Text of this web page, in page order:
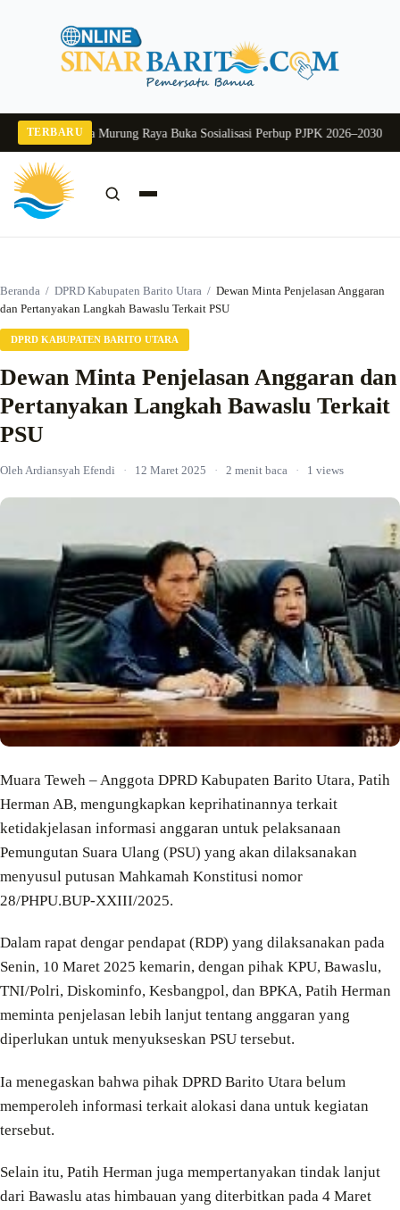
TERBARU
Pj Sekda Murung Raya Buka Sosialisasi Perbup PJPK 2026–2030Dukung
Beranda / DPRD Kabupaten Barito Utara / Dewan Minta Penjelasan Anggaran
dan Pertanyakan Langkah Bawaslu Terkait PSU
DPRD KABUPATEN BARITO UTARA
Dewan Minta Penjelasan Anggaran dan
Pertanyakan Langkah Bawaslu Terkait
PSU
Oleh Ardiansyah Efendi · 12 Maret 2025 · 2 menit baca · 1 views
Muara Teweh – Anggota DPRD Kabupaten Barito Utara, Patih
Herman AB, mengungkapkan keprihatinannya terkait
ketidakjelasan informasi anggaran untuk pelaksanaan
Pemungutan Suara Ulang (PSU) yang akan dilaksanakan
menyusul putusan Mahkamah Konstitusi nomor
28/PHPU.BUP-XXIII/2025.
Dalam rapat dengar pendapat (RDP) yang dilaksanakan pada
Senin, 10 Maret 2025 kemarin, dengan pihak KPU, Bawaslu,
TNI/Polri, Diskominfo, Kesbangpol, dan BPKA, Patih Herman
meminta penjelasan lebih lanjut tentang anggaran yang
diperlukan untuk menyukseskan PSU tersebut.
Ia menegaskan bahwa pihak DPRD Barito Utara belum
memperoleh informasi terkait alokasi dana untuk kegiatan
tersebut.
Selain itu, Patih Herman juga mempertanyakan tindak lanjut
dari Bawaslu atas himbauan yang diterbitkan pada 4 Maret